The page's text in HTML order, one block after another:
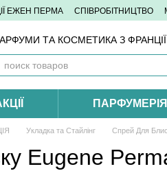
ЕЖЕН ПЕРМА СПІВРОБІТНИЦТВО
ТА КОСМЕТИКА З ФРАНЦІЇ
ПАРФУМЕРІЯ
Укладка та Стайлінг Спрей Для
Eugene